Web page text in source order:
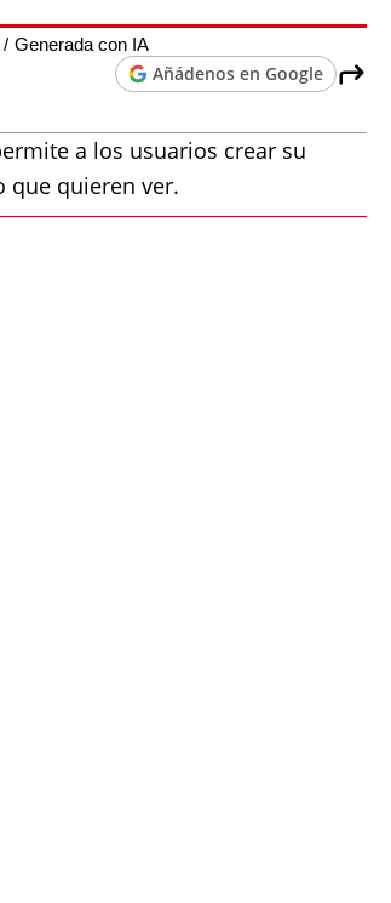
Generada con IA
Añádenos en Google
a los usuarios crear su
que quieren ver.